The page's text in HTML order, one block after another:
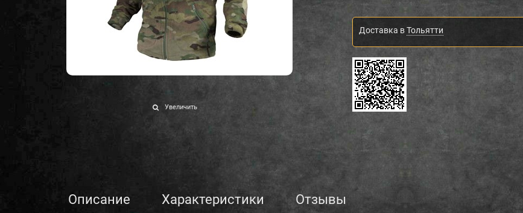
Увеличить
Доставка вТольятти
Описание Характеристики Отзывы